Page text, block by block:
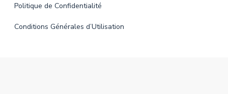
Politique de Confidentialité
Conditions Générales d’Utilisation